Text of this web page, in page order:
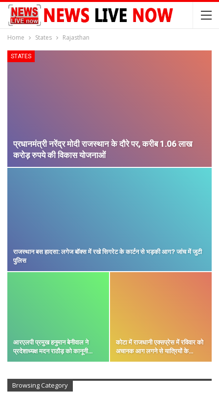
Home States Rajasthan
STATES
प्रधानमंत्री नरेंद्र मोदी राजस्थान के दौरे पर, करीब 1.06 लाख
करोड़ रुपये की विकास योजनाओं
राजस्थान बस हादसा: लगेज बॉक्स में रखे सिगरेट के कार्टन से भड़की आग? जांच में जुटी
पुलिस
आरएलपी प्रमुख हनुमान बेनीवाल ने
प्रदेशाध्यक्ष मदन राठौड़ को कानूनी…
कोटा में राजधानी एक्सप्रेस में रविवार को
अचानक आग लगने से यात्रियों के…
Browsing Category